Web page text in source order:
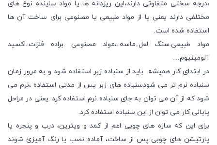
،درجه سختی متفاوتی دارند،این ریزدانه ها یا مواد ساینده نوع های
مختلفی دارند یعنی یا از مواد طبیعی یا مصنوعی برای ساخت آن ها
استفاده شده است.
مواد طبیعی:سنگ لعل..ماسه..،مواد مصنوعی :براده فلزات..اکسید
آلومینیوم…
در ابتدای کار همیشه باید از سنباده زبر استفاده شود و به مرور زمان
سنباده نرم تر می شودسنباده های زبر پس از مدتی استفاده ،نرم می
شود که از آن می توان به جای سنباده نرم استفاده کرد .یعنی در مراحل
پایانی کار می توان از این سنباده استفاده کرد.
برای این که سازه‌ های چوبی اعم از کمد و ویترین، درب و پنجره یا
پارتیشن‌ های چوبی پس از ساخت، آماده نصب یا رنگ‌ آمیزی شوند